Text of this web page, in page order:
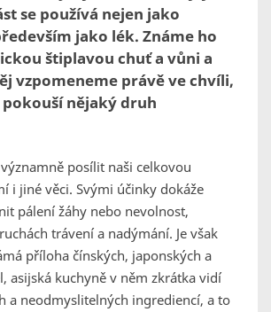
se používá nejen jako
jako lék. Známe ho
štiplavou chuť a vůni a
vzpomeneme právě ve chvíli,
pokouší nějaký druh
posílit naši celkovou
i jiné věci. Svými účinky dokáže
pálení žáhy nebo nevolnost,
trávení a nadýmání. Je však
příloha čínských, japonských a
asijská kuchyně v něm zkrátka vidí
a neodmyslitelných ingrediencí, a to